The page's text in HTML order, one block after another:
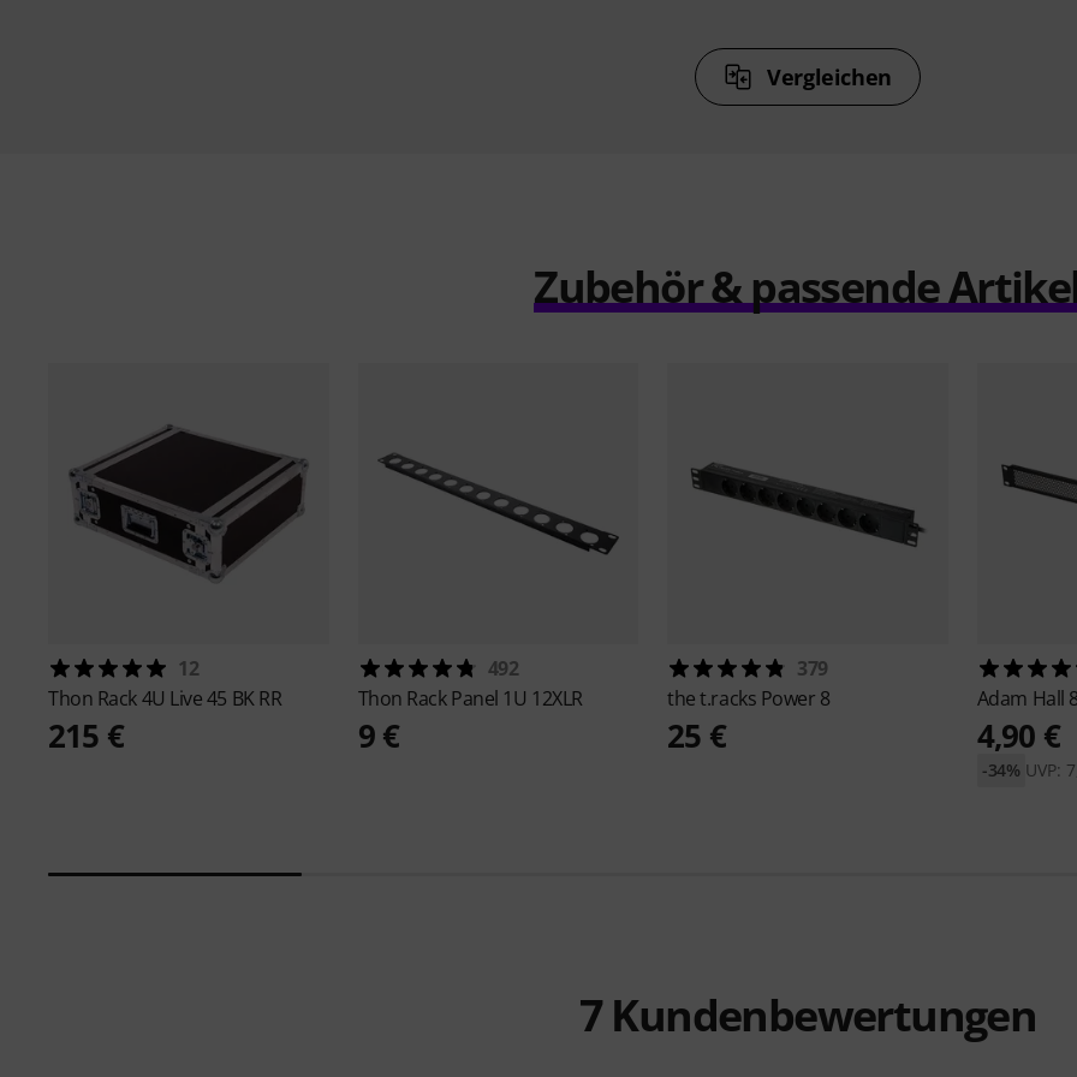
Vergleichen
Zubehör & passende
12
Thon Rack 4U Live 45 BK RR
215 €
492
Thon Rack Panel 1U 12XLR
9 €
379
the t.racks Power 8
25 €
Adam Hall
4,90 €
UVP:
-34%
7Kundenbewertungen